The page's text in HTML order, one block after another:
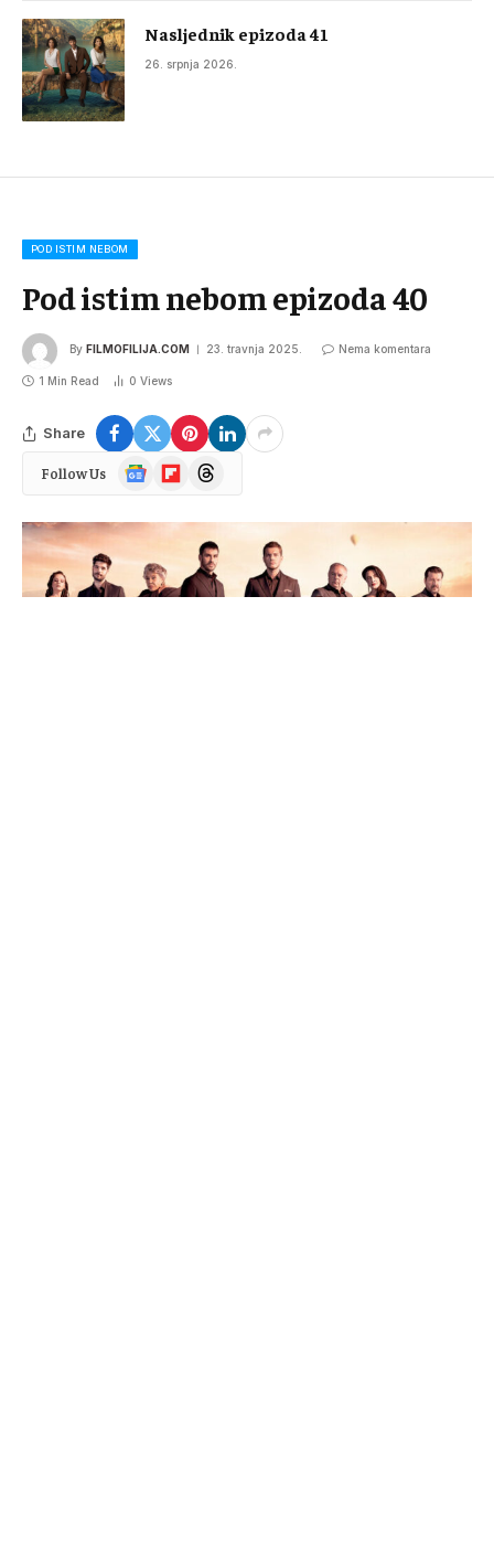
Nasljednik epizoda 41
26. srpnja 2026.
POD ISTIM NEBOM
Pod istim nebom epizoda 40
By FILMOFILIJA.COM 23. travnja 2025. Nema komentara
1 Min Read 0 Views
Share
Follow Us
Google
News
FlipboardThreads